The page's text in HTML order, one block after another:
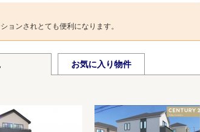
ョンされとても便利になります。
お気に入り物件